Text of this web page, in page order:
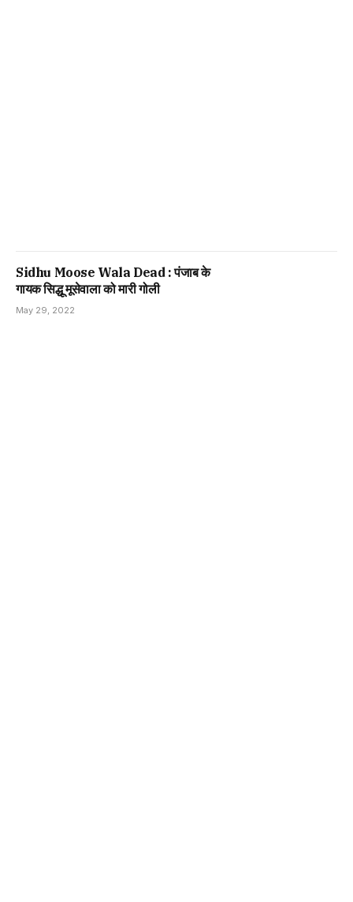
Sidhu Moose Wala Dead : पंजाब के
गायक सिद्धू मूसेवाला को मारी गोली
May 29, 2022